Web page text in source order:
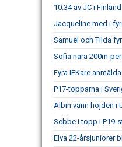
10.34 av JC i Finland
Jacqueline med i
Samuel och Tilda
Sofia nära 200m-
Fyra IFKare
P17-topparna i
Albin vann höjden i
Sebbe i topp i P19-
Elva 22-årsjuniorer